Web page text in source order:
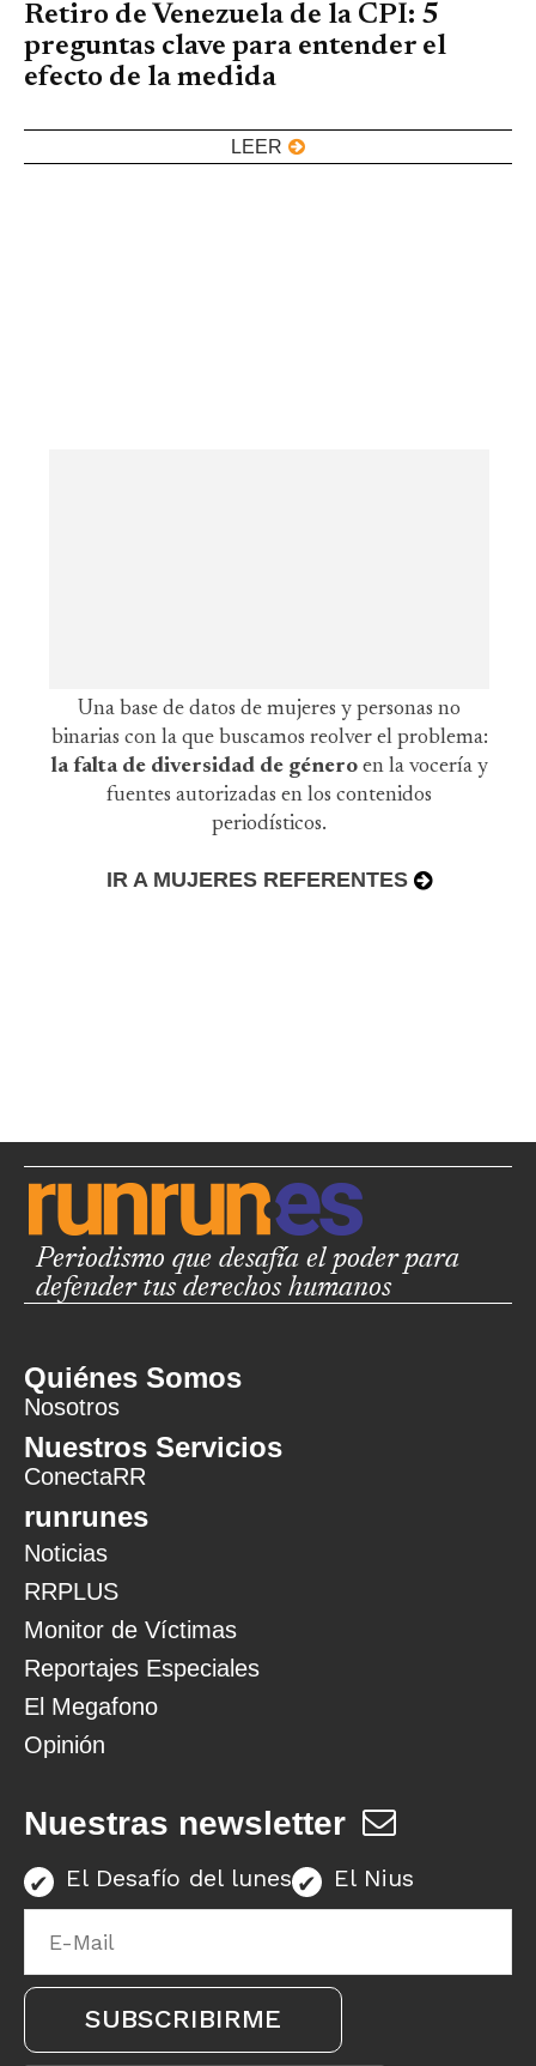
Retiro de Venezuela de la CPI: 5
preguntas clave para entender el
efecto de la medida
LEER
Una base de datos de mujeres y personas no
binarias con la que buscamos reolver el problema:
la falta de diversidad de género en la vocería y
fuentes autorizadas en los contenidos
periodísticos.
IR A MUJERES REFERENTES
Periodismo que desafía el poder para
defender tus derechos humanos
Quiénes Somos
Nosotros
Nuestros Servicios
ConectaRR
runrunes
Noticias
RRPLUS
Monitor de Víctimas
Reportajes Especiales
El Megafono
Opinión
Nuestras newsletter
El Desafío del lunes El Nius